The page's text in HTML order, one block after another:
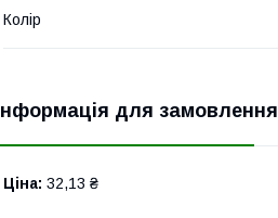
Колір
Інформація для замовлення
Ціна: 32,13 ₴